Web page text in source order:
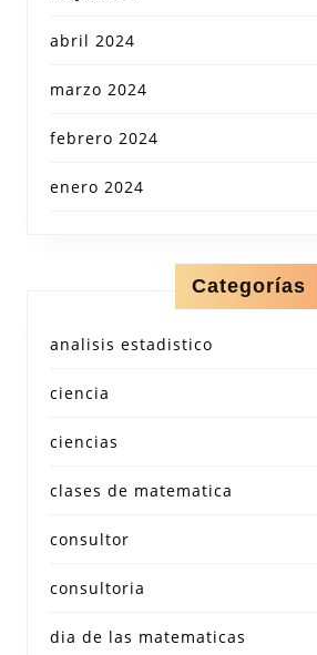
abril 2024
marzo 2024
febrero 2024
enero 2024
Categorías
analisis estadistico
ciencia
ciencias
clases de matematica
consultor
consultoria
dia de las matematicas